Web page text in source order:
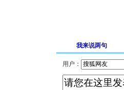
我来说两句
用户：